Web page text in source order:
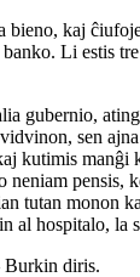
bieno, kaj
Li estis
gubernio,
sen
kutimis
pensis,
tutan monon
al hospitalo, la
diris.